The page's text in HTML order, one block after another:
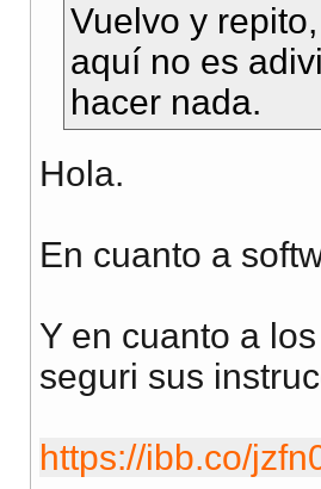
Vuelvo y repito,
aquí no es
hacer nada.
Hola.
En cuanto a
Y en cuanto a
seguri sus
https://ibb.co/